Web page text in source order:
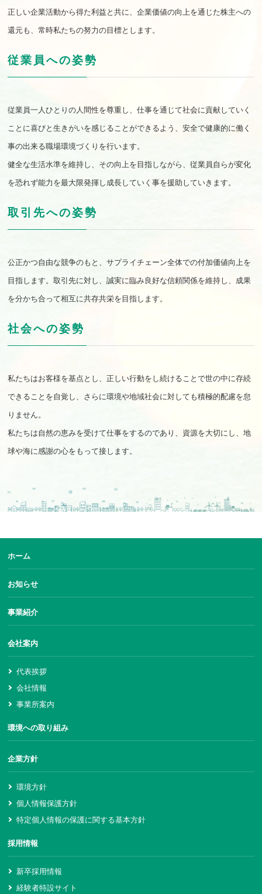
イト採用情報
正しい企業活動から得た利益と共に、企業価値の向上を通じた株主への
還元も、常時私たちの努力の目標とします。
従業員への姿勢
従業員一人ひとりの人間性を尊重し、仕事を通じて社会に貢献していく
ことに喜びと生きがいを感じることができるよう、安全で健康的に働く
事の出来る職場環境づくりを行います。
健全な生活水準を維持し、その向上を目指しながら、従業員自らが変化
を恐れず能力を最大限発揮し成長していく事を援助していきます。
取引先への姿勢
公正かつ自由な競争のもと、サプライチェーン全体での付加価値向上を
目指します。取引先に対し、誠実に臨み良好な信頼関係を維持し、成果
を分かち合って相互に共存共栄を目指します。
社会への姿勢
私たちはお客様を基点とし、正しい行動をし続けることで世の中に存続
できることを自覚し、さらに環境や地域社会に対しても積極的配慮を怠
りません。
私たちは自然の恵みを受けて仕事をするのであり、資源を大切にし、地
球や海に感謝の心をもって接します。
ホーム
お知らせ
事業紹介
会社案内
代表挨拶
会社情報
事業所案内
環境への取り組み
企業方針
環境方針
個人情報保護方針
特定個人情報の保護に関する基本方針
採用情報
新卒採用情報
経験者特設サイト